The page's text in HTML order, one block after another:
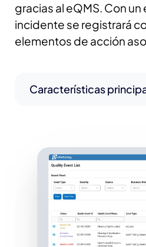
gracias al eQMS. Con un
incidente se registrará
elementos de acción
Características